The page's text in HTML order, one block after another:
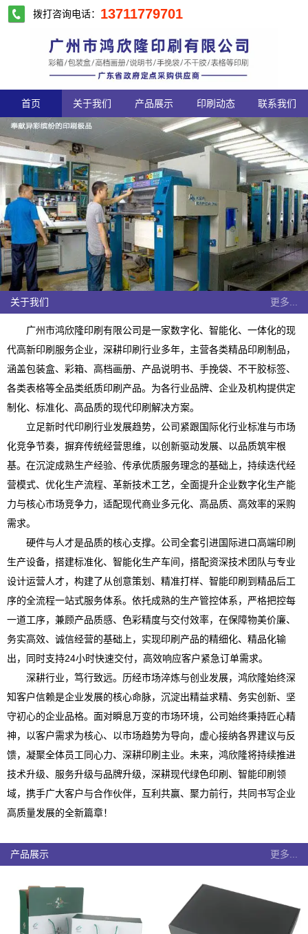
拨打咨询电话： 13711779701
首页 关于我们 产品展示 印刷动态 联系我们
关于我们 更多...
广州市鸿欣隆印刷有限公司是一家数字化、智能化、一体化的现
代高新印刷服务企业，深耕印刷行业多年，主营各类精品印刷制品，
涵盖包装盒、彩箱、高档画册、产品说明书、手挽袋、不干胶标签、
各类表格等全品类纸质印刷产品。为各行业品牌、企业及机构提供定
制化、标准化、高品质的现代印刷解决方案。
立足新时代印刷行业发展趋势，公司紧跟国际化行业标准与市场
化竞争节奏，摒弃传统经营思维，以创新驱动发展、以品质筑牢根
基。在沉淀成熟生产经验、传承优质服务理念的基础上，持续迭代经
营模式、优化生产流程、革新技术工艺，全面提升企业数字化生产能
力与核心市场竞争力，适配现代商业多元化、高品质、高效率的采购
需求。
硬件与人才是品质的核心支撑。公司全套引进国际进口高端印刷
生产设备，搭建标准化、智能化生产车间，搭配资深技术团队与专业
设计运营人才，构建了从创意策划、精准打样、智能印刷到精品后工
序的全流程一站式服务体系。依托成熟的生产管控体系，严格把控每
一道工序，兼顾产品质感、色彩精度与交付效率，在保障物美价廉、
务实高效、诚信经营的基础上，实现印刷产品的精细化、精品化输
出，同时支持24小时快速交付，高效响应客户紧急订单需求。
深耕行业，笃行致远。历经市场淬炼与创业发展，鸿欣隆始终深
知客户信赖是企业发展的核心命脉，沉淀出精益求精、务实创新、坚
守初心的企业品格。面对瞬息万变的市场环境，公司始终秉持匠心精
神，以客户需求为核心、以市场趋势为导向，虚心接纳各界建议与反
馈，凝聚全体员工同心力、深耕印刷主业。未来，鸿欣隆将持续推进
技术升级、服务升级与品牌升级，深耕现代绿色印刷、智能印刷领
域，携手广大客户与合作伙伴，互利共赢、聚力前行，共同书写企业
高质量发展的全新篇章！
产品展示 更多...